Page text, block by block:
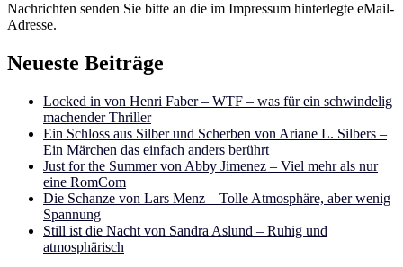
Nachrichten senden Sie bitte an die im Impressum hinterlegte eMail-
Adresse.
Neueste Beiträge
Locked in von Henri Faber – WTF – was für ein schwindelig
machender Thriller
Ein Schloss aus Silber und Scherben von Ariane L. Silbers –
Ein Märchen das einfach anders berührt
Just for the Summer von Abby Jimenez – Viel mehr als nur
eine RomCom
Die Schanze von Lars Menz – Tolle Atmosphäre, aber wenig
Spannung
Still ist die Nacht von Sandra Aslund – Ruhig und
atmosphärisch